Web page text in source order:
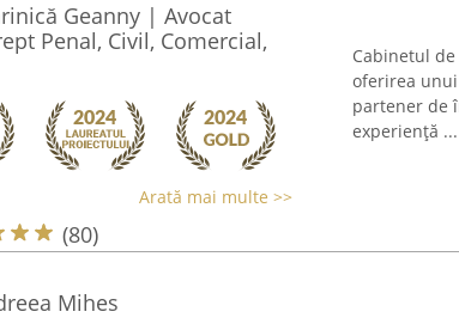
Geanny | Avocat
Penal, Civil, Comercial,
Arată mai multe >>
(80)
Cabinetul
oferirea
partener de
experiență ...
Mihes